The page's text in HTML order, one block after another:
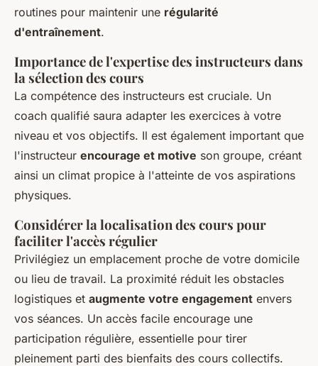
routines pour maintenir une régularité
d'entraînement.
Importance de l'expertise des instructeurs dans
la sélection des cours
La compétence des instructeurs est cruciale. Un
coach qualifié saura adapter les exercices à votre
niveau et vos objectifs. Il est également important que
l'instructeur encourage et motive son groupe, créant
ainsi un climat propice à l'atteinte de vos aspirations
physiques.
Considérer la localisation des cours pour
faciliter l'accès régulier
Privilégiez un emplacement proche de votre domicile
ou lieu de travail. La proximité réduit les obstacles
logistiques et augmente votre engagement envers
vos séances. Un accès facile encourage une
participation régulière, essentielle pour tirer
pleinement parti des bienfaits des cours collectifs.